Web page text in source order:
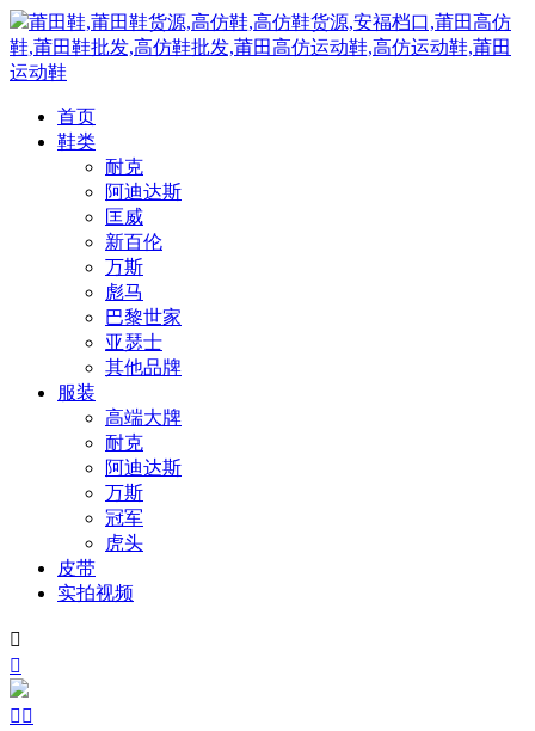
莆田鞋,莆田鞋货源,高仿鞋,高仿鞋货源,安福档口,莆田高仿
鞋,莆田鞋批发,高仿鞋批发,莆田高仿运动鞋,高仿运动鞋,莆田
运动鞋
首页
鞋类
耐克
阿迪达斯
匡威
新百伦
万斯
彪马
巴黎世家
亚瑟士
其他品牌
服装
高端大牌
耐克
阿迪达斯
万斯
冠军
虎头
皮带
实拍视频


 